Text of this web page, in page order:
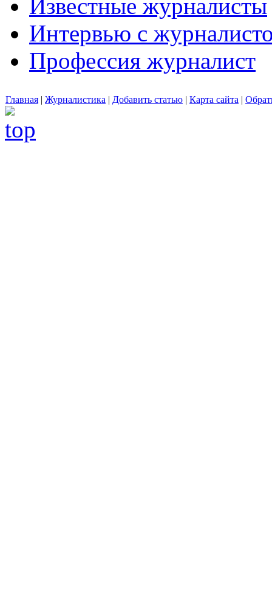
Известные журналисты
Интервью с
Профессия журналист
Главная | Журналистика | Добавить статью | Карта сайта |